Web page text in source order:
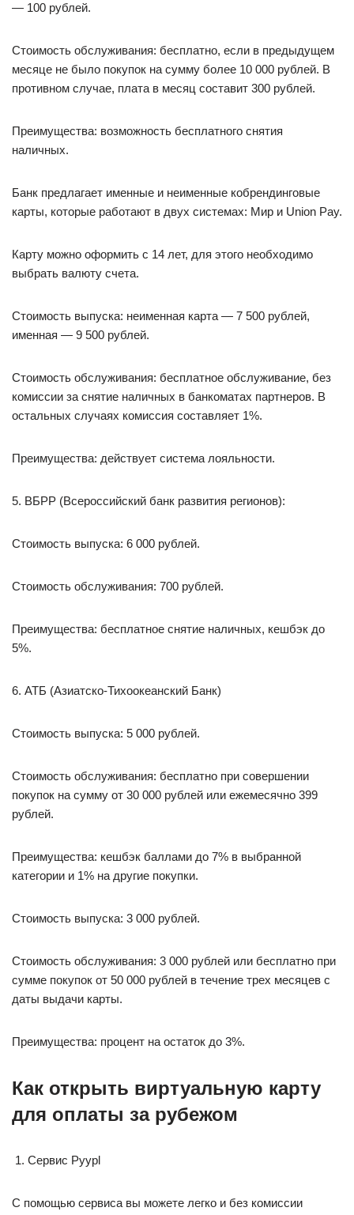
— 100 рублей.
Стоимость обслуживания: бесплатно, если в предыдущем
месяце не было покупок на сумму более 10 000 рублей. В
противном случае, плата в месяц составит 300 рублей.
Преимущества: возможность бесплатного снятия
наличных.
Банк предлагает именные и неименные кобрендинговые
карты, которые работают в двух системах: Мир и Union Pay.
Карту можно оформить с 14 лет, для этого необходимо
выбрать валюту счета.
Стоимость выпуска: неименная карта — 7 500 рублей,
именная — 9 500 рублей.
Стоимость обслуживания: бесплатное обслуживание, без
комиссии за снятие наличных в банкоматах партнеров. В
остальных случаях комиссия составляет 1%.
Преимущества: действует система лояльности.
5. ВБРР (Всероссийский банк развития регионов):
Стоимость выпуска: 6 000 рублей.
Стоимость обслуживания: 700 рублей.
Преимущества: бесплатное снятие наличных, кешбэк до
5%.
6. АТБ (Азиатско-Тихоокеанский Банк)
Стоимость выпуска: 5 000 рублей.
Стоимость обслуживания: бесплатно при совершении
покупок на сумму от 30 000 рублей или ежемесячно 399
рублей.
Преимущества: кешбэк баллами до 7% в выбранной
категории и 1% на другие покупки.
Стоимость выпуска: 3 000 рублей.
Стоимость обслуживания: 3 000 рублей или бесплатно при
сумме покупок от 50 000 рублей в течение трех месяцев с
даты выдачи карты.
Преимущества: процент на остаток до 3%.
Как открыть виртуальную карту
для оплаты за рубежом
Сервис Pyypl
С помощью сервиса вы можете легко и без комиссии